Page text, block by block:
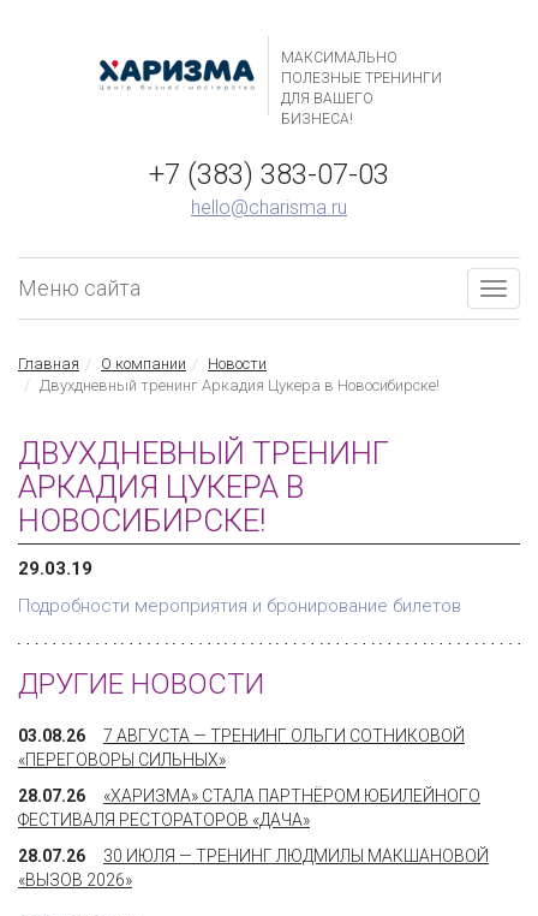
МАКСИМАЛЬНО
ПОЛЕЗНЫЕ ТРЕНИНГИ
ДЛЯ ВАШЕГО
БИЗНЕСА!
+7 (383) 383-07-03
hello@charisma.ru
Меню сайта
Главная О компании
Новости
Двухдневный тренинг Аркадия Цукера в Новосибирске!
ДВУХДНЕВНЫЙ ТРЕНИНГ
АРКАДИЯ ЦУКЕРА В
НОВОСИБИРСКЕ!
29.03.19
Подробности мероприятия и бронирование билетов
ДРУГИЕ НОВОСТИ
03.08.26
7 АВГУСТА — ТРЕНИНГ ОЛЬГИ СОТНИКОВОЙ
«ПЕРЕГОВОРЫ СИЛЬНЫХ»
28.07.26
«ХАРИЗМА» СТАЛА ПАРТНЁРОМ ЮБИЛЕЙНОГО
ФЕСТИВАЛЯ РЕСТОРАТОРОВ «ДАЧА»
28.07.26
30 ИЮЛЯ — ТРЕНИНГ ЛЮДМИЛЫ МАКШАНОВОЙ
«ВЫЗОВ 2026»